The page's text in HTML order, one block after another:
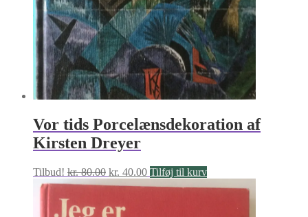
Vor tids Porcelænsdekoration af
Kirsten Dreyer
Tilbud! kr.80.00 Den
oprindelige
var:
kr. 40.00Den
aktuelle
Tilføj til kurv